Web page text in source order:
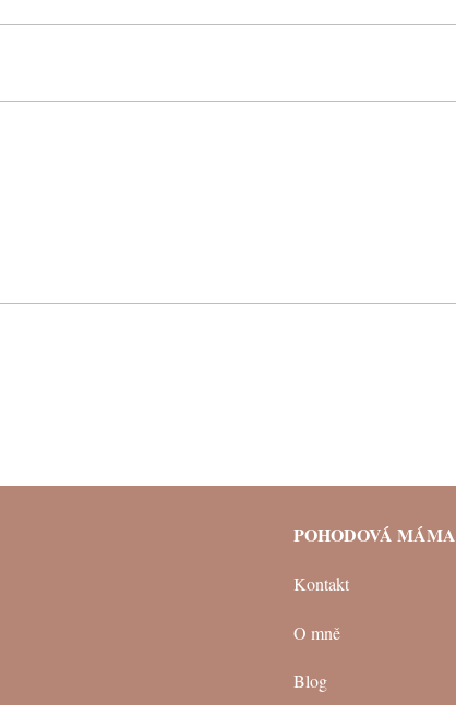
POHODOVÁ MÁMA
Kontakt
O mně
Blog